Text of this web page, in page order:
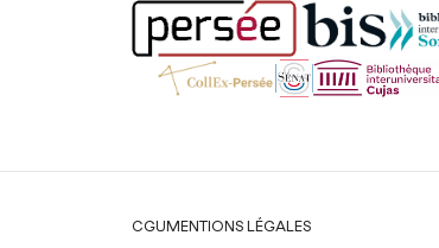
Légal
CGUMENTIONS LÉGALES